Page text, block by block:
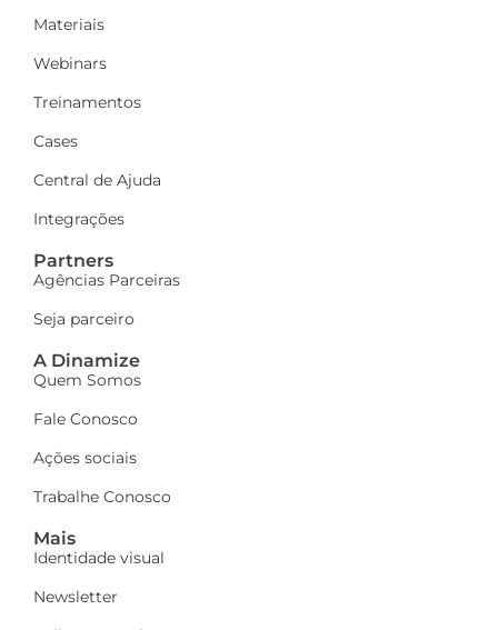
Materiais
Webinars
Treinamentos
Cases
Central de Ajuda
Integrações
Partners
Agências Parceiras
Seja parceiro
A Dinamize
Quem Somos
Fale Conosco
Ações sociais
Trabalhe Conosco
Mais
Identidade visual
Newsletter